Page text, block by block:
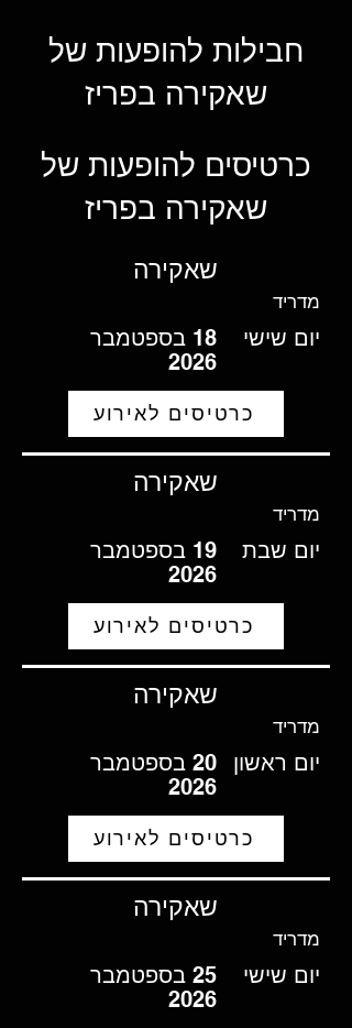
חבילות להופעות של
שאקירה בפריז
כרטיסים להופעות של
שאקירה בפריז
שאקירה
מדריד
18 בספטמבר
2026
יום שישי
כרטיסים לאירוע
שאקירה
מדריד
19 בספטמבר
2026
יום שבת
כרטיסים לאירוע
שאקירה
מדריד
20 בספטמבר
2026
יום ראשון
כרטיסים לאירוע
שאקירה
מדריד
25 בספטמבר
2026
יום שישי